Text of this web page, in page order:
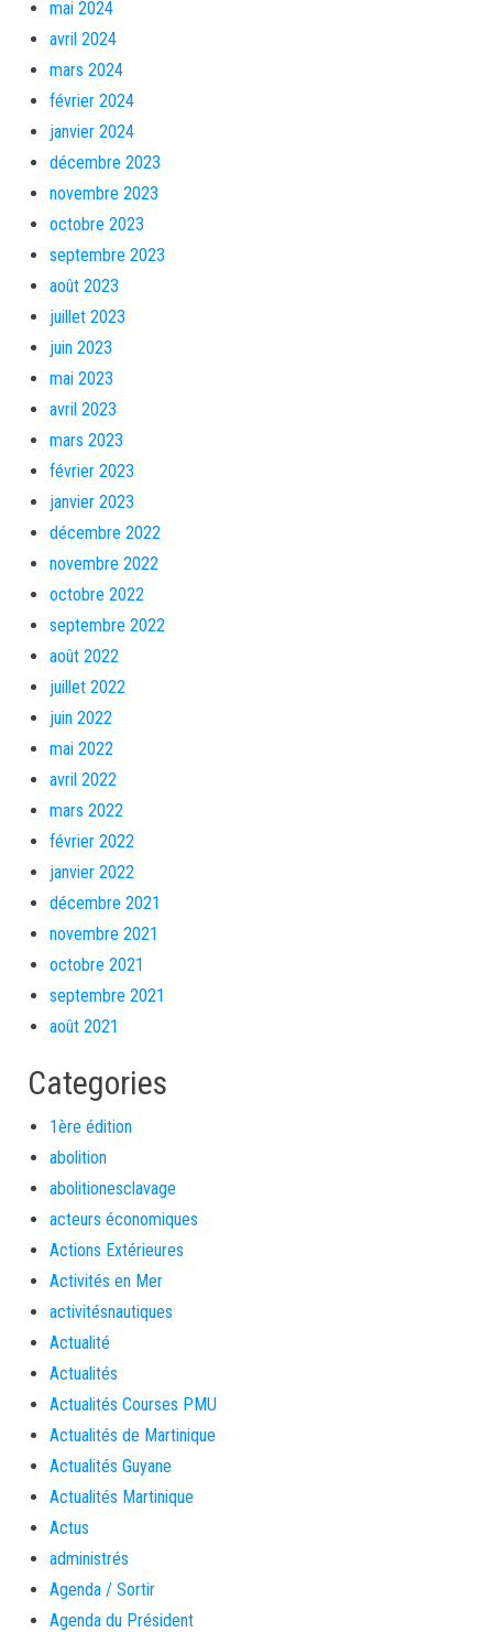
mai 2024
avril 2024
mars 2024
février 2024
janvier 2024
décembre 2023
novembre 2023
octobre 2023
septembre 2023
août 2023
juillet 2023
juin 2023
mai 2023
avril 2023
mars 2023
février 2023
janvier 2023
décembre 2022
novembre 2022
octobre 2022
septembre 2022
août 2022
juillet 2022
juin 2022
mai 2022
avril 2022
mars 2022
février 2022
janvier 2022
décembre 2021
novembre 2021
octobre 2021
septembre 2021
août 2021
Categories
1ère édition
abolition
abolitionesclavage
acteurs économiques
Actions Extérieures
Activités en Mer
activitésnautiques
Actualité
Actualités
Actualités Courses PMU
Actualités de Martinique
Actualités Guyane
Actualités Martinique
Actus
administrés
Agenda / Sortir
Agenda du Président